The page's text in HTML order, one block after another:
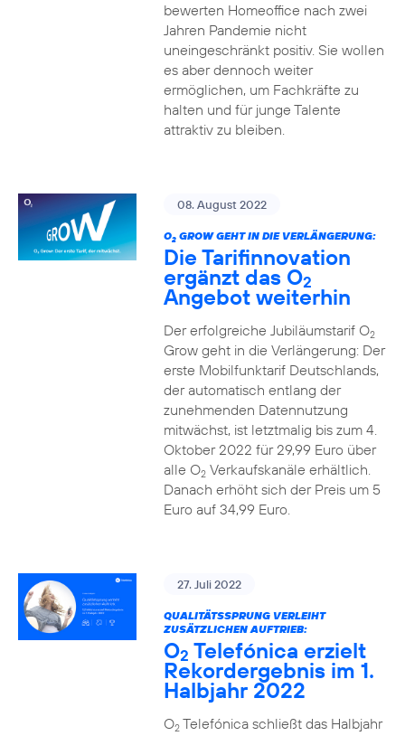
bewerten Homeoffice nach zwei
Jahren Pandemie nicht
uneingeschränkt positiv. Sie wollen
es aber dennoch weiter
ermöglichen, um Fachkräfte zu
halten und für junge Talente
attraktiv zu bleiben.
08. August 2022
O2GROW GEHT IN DIE VERLÄNGERUNG:
Die Tarifinnovation
ergänzt das O2
Angebot weiterhin
Der erfolgreiche Jubiläumstarif O2
Grow geht in die Verlängerung: Der
erste Mobilfunktarif Deutschlands,
der automatisch entlang der
zunehmenden Datennutzung
mitwächst, ist letztmalig bis zum 4.
Oktober 2022 für 29,99 Euro über
alle O2Verkaufskanäle erhältlich.
Danach erhöht sich der Preis um 5
Euro auf 34,99 Euro.
27. Juli 2022
QUALITÄTSSPRUNG VERLEIHT
ZUSÄTZLICHEN AUFTRIEB:
O2 Telefónica erzielt
Rekordergebnis im 1.
Halbjahr 2022
O2Telefónica schließt das Halbjahr